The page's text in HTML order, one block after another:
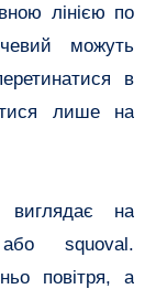
лінією по
можуть
в
лише на
на
squoval.
повітря, а